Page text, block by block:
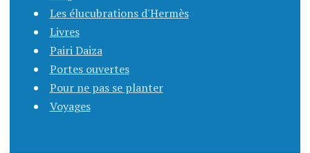
Les élucubrations d'Hermès
Livres
Pairi Daiza
Portes ouvertes
Pour ne pas se planter
Voyages